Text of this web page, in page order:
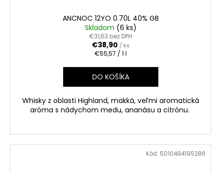
ANCNOC 12YO 0.70L 40% GB
Skladom (6 ks)
€31,63 bez DPH
€38,90 / ks
Jednotková
€55,57 / 1 l
DO KOŠÍKA
Whisky z oblasti Highland, mäkká, veľmi aromatická
aróma s nádychom medu, ananásu a citrónu.
Kód: 5010494195286